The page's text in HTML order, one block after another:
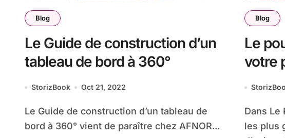
Blog
Le Guide de construction d’un
tableau de bord à 360°
StorizBook Oct 21, 2022
Le Guide de construction d’un tableau de
bord à 360° vient de paraître chez AFNOR...
Blog
Le
votre
Dans Le Pouvoir de Soi, Francky Perez invite
les plus